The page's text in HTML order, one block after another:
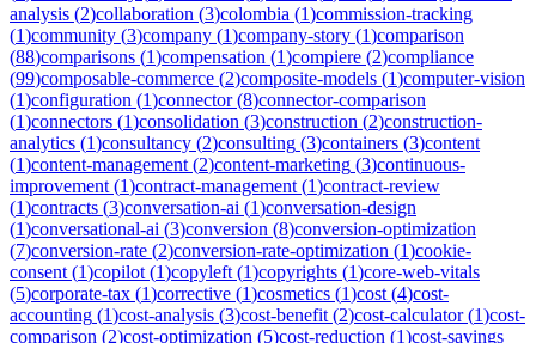
analysis (2)collaboration (3)colombia (1)commission-tracking
(1)community (3)company (1)company-story (1)comparison
(88)comparisons (1)compensation (1)compiere (2)compliance
(99)composable-commerce (2)composite-models (1)computer-vision
(1)configuration (1)connector(8)connector-comparison
(1)connectors (1)consolidation (3)construction (2)construction-
analytics (1)consultancy (2)consulting (3)containers (3)content
(1)content-management (2)content-marketing (3)continuous-
improvement (1)contract-management (1)contract-review
(1)contracts (3)conversation-ai (1)conversation-design
(1)conversational-ai (3)conversion (8)conversion-optimization
(7)conversion-rate (2)conversion-rate-optimization (1)cookie-
consent (1)copilot (1)copyleft (1)copyrights (1)core-web-vitals
(5)corporate-tax (1)corrective (1)cosmetics (1)cost (4)cost-
accounting (1)cost-analysis (3)cost-benefit (2)cost-calculator(1)cost-
comparison (2)cost-optimization (5)cost-reduction (1)cost-savings